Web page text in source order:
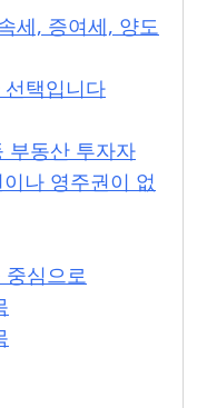
세, 증여세, 양도
택입니다
부동산 투자자
나 영주권이 없
심으로